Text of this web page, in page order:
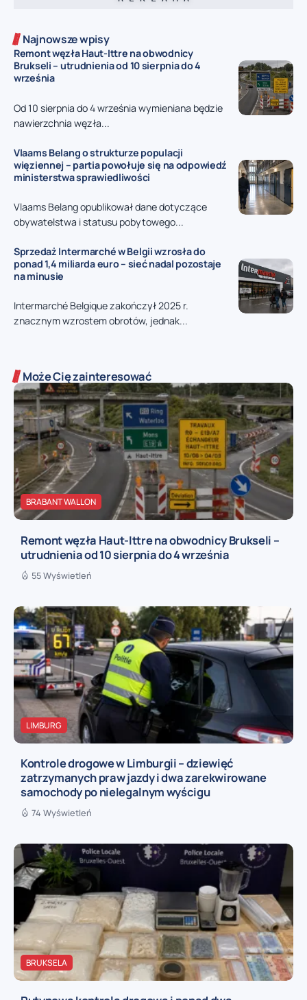
Najnowsze wpisy
Remont węzła Haut-Ittre na obwodnicy
Brukseli – utrudnienia od 10 sierpnia do 4
września
Od 10 sierpnia do 4 września wymieniana będzie
nawierzchnia węzła...
Vlaams Belang o strukturze populacji
więziennej – partia powołuje się na odpowiedź
ministerstwa sprawiedliwości
Vlaams Belang opublikował dane dotyczące
obywatelstwa i statusu pobytowego...
Sprzedaż Intermarché w Belgii wzrosła do
ponad 1,4 miliarda euro – sieć nadal pozostaje
na minusie
Intermarché Belgique zakończył 2025 r.
znacznym wzrostem obrotów, jednak...
Może Cię zainteresować
BRABANT WALLON
Remont węzła Haut-Ittre na obwodnicy Brukseli –
utrudnienia od 10 sierpnia do 4 września
55 Wyświetleń
LIMBURG
Kontrole drogowe w Limburgii – dziewięć
zatrzymanych praw jazdy i dwa zarekwirowane
samochody po nielegalnym wyścigu
74 Wyświetleń
BRUKSELA